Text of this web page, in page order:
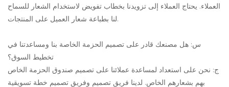
العملاء. يحتاج العملاء إلى تزويدنا بخطاب تفويض لاستخدام الشعار للسماح
لنا بطباعة شعار العميل على المنتجات.
س: هل مصنعك قادر على تصميم الحزمة الخاصة بنا ومساعدتنا في
تخطيط السوق؟
ج: نحن على استعداد لمساعدة عملائنا على تصميم صندوق الحزمة الخاص
بهم بشعارهم الخاص. لدينا فريق تصميم وفريق تصميم خطة تسويقية